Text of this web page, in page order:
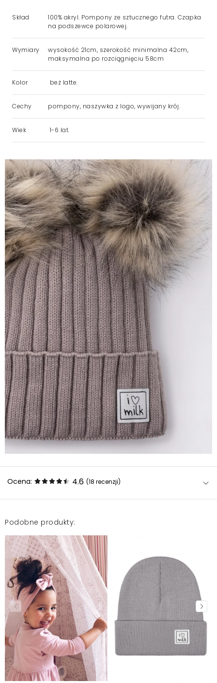
Skład
100% akryl. Pompony ze sztucznego futra. Czapka
na podszewce polarowej.
Wymiary
wysokość 21cm, szerokość minimalna 42cm,
maksymalna po rozciągnięciu 58cm
Kolor beż latte.
Cechy pompony, naszywka z logo, wywijany krój.
Wiek 1-6 lat.
Ocena: 4.6 (18 recenzji)
Starannie wykonana, bardzo dobra jakość produktu .
Idealna na zimę
Ada
Przecudna ❤️
Michalina
2025-11-27
Produkty ok chociaż odzież np sukienki są słabe
materiał niekoniecznie dobry ,dresowe spodnie ok
zależy jaki materiał, czapka ok
Małgorzata
Podobne produkty: